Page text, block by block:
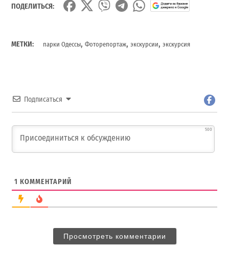
ПОДЕЛИТЬСЯ:
МЕТКИ: парки Одессы,Фоторепортаж,экскурсии,экскурсия
Подписаться
500
1 КОММЕНТАРИЙ
Просмотреть комментарии